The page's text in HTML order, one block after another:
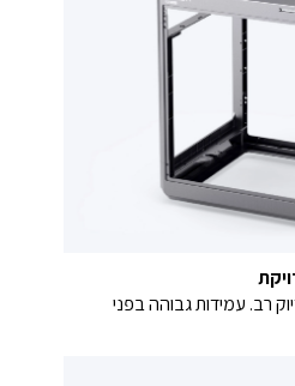
רב. עמידות גבוהה בפני